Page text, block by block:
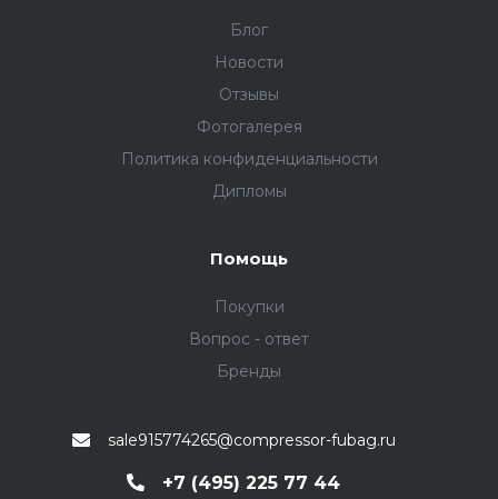
Блог
Новости
Отзывы
Фотогалерея
Политика конфиденциальности
Дипломы
Помощь
Покупки
Вопрос - ответ
Бренды
sale915774265@compressor-fubag.ru
+7 (495) 225 77 44